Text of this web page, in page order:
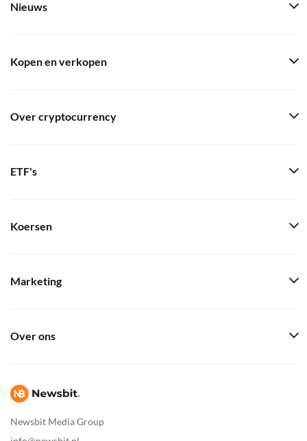
Newsbit Media Group
Nieuws
Kopen en verkopen
Over cryptocurrency
ETF's
Koersen
Marketing
Over ons